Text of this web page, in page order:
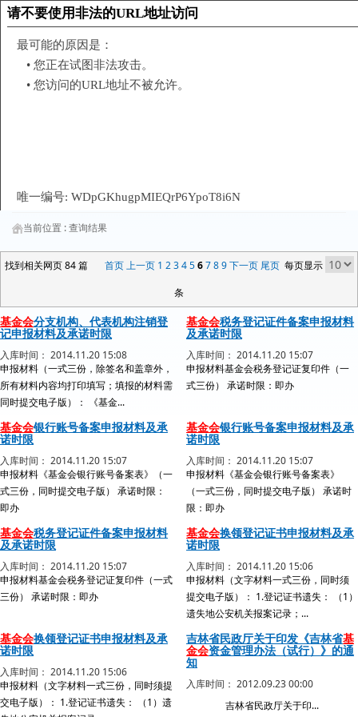
当前位置 :查询结果
找到相关网页 84 篇 首页 上一页 1 2 3 4 5 6 7 8 9 下一页 尾页每页显示
条
基金会分支机构、代表机构注销登
记申报材料及承诺时限
入库时间： 2014.11.20 15:08
申报材料（一式三份，除签名和盖章外，
所有材料内容均打印填写；填报的材料需
同时提交电子版）： 《基金...
基金会税务登记证件备案申报材料
及承诺时限
入库时间： 2014.11.20 15:07
申报材料基金会税务登记证复印件（一
式三份） 承诺时限：即办
基金会银行账号备案申报材料及承
诺时限
入库时间： 2014.11.20 15:07
申报材料《基金会银行账号备案表》（一
式三份，同时提交电子版） 承诺时限：
即办
基金会银行账号备案申报材料及承
诺时限
入库时间： 2014.11.20 15:07
申报材料《基金会银行账号备案表》
（一式三份，同时提交电子版） 承诺时
限：即办
基金会税务登记证件备案申报材料
及承诺时限
入库时间： 2014.11.20 15:07
申报材料基金会税务登记证复印件（一式
三份） 承诺时限：即办
基金会换领登记证书申报材料及承
诺时限
入库时间： 2014.11.20 15:06
申报材料（文字材料一式三份，同时须
提交电子版）： 1.登记证书遗失： （1）
遗失地公安机关报案记录；...
基金会换领登记证书申报材料及承
诺时限
入库时间： 2014.11.20 15:06
申报材料（文字材料一式三份，同时须提
交电子版）： 1.登记证书遗失： （1）遗
吉林省民政厅关于印发《吉林省基
金会资金管理办法（试行）》的通
知
入库时间： 2012.09.23 00:00
吉林省民政厅关于印...